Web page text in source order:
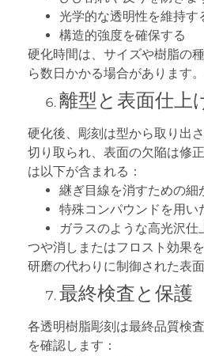
光学的な透明性を維持す
構造的強度を確保する
硬化時間は、サイズや樹脂の
ら数日かかる場合があります
離型と表面仕上
硬化後、彫刻は型から取り出
切り取られ、表面の欠陥は修
は以下が含まれる：
継ぎ目線を消すための細
特殊コンパウンドを用い
ガラスのような高光沢仕
つや消しまたはフロスト効果
研磨の代わりに制御された表
最終検査と保護
各透明樹脂彫刻は最終品質検
を確認します：